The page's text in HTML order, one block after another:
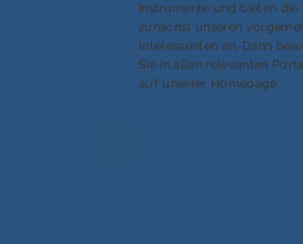
instrumente und bieten die
zunächst unseren
Interessenten an. Dann
Sie in allen relevanten
auf unserer Homepage.